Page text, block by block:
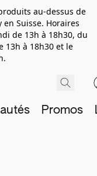
au-dessus de
en Suisse. Horaires
de 13h à 18h30, du
13h à 18h30 et le
Promos